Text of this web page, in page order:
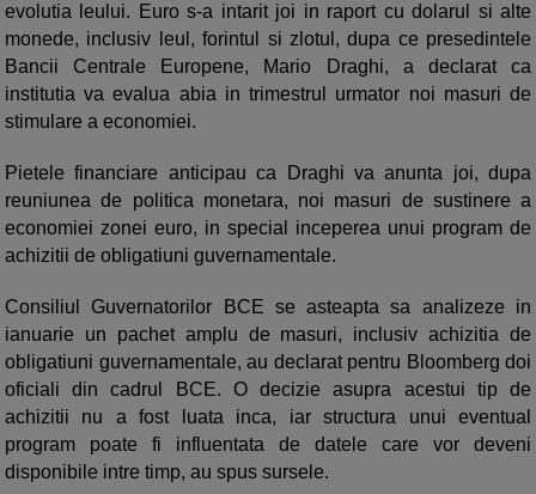
evolutia leului. Euro s-a intarit joi in raport cu dolarul si alte
monede, inclusiv leul, forintul si zlotul, dupa ce presedintele
Bancii Centrale Europene, Mario Draghi, a declarat ca
institutia va evalua abia in trimestrul urmator noi masuri de
stimulare a economiei.
Pietele financiare anticipau ca Draghi va anunta joi, dupa
reuniunea de politica monetara, noi masuri de sustinere a
economiei zonei euro, in special inceperea unui program de
achizitii de obligatiuni guvernamentale.
Consiliul Guvernatorilor BCE se asteapta sa analizeze in
ianuarie un pachet amplu de masuri, inclusiv achizitia de
obligatiuni guvernamentale, au declarat pentru Bloomberg doi
oficiali din cadrul BCE. O decizie asupra acestui tip de
achizitii nu a fost luata inca, iar structura unui eventual
program poate fi influentata de datele care vor deveni
disponibile intre timp, au spus sursele.